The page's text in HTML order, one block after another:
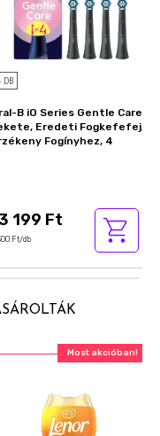
DB
B iO Series Gentle Care,
Eredeti Fogkefefej,
Fogínyhez, 4
199 Ft
Ft/db
Most akcióban!